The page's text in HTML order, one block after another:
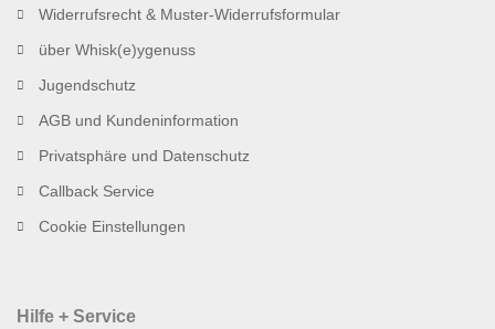
Widerrufsrecht & Muster-Widerrufsformular
über Whisk(e)ygenuss
Jugendschutz
AGB und Kundeninformation
Privatsphäre und Datenschutz
Callback Service
Cookie Einstellungen
Hilfe + Service